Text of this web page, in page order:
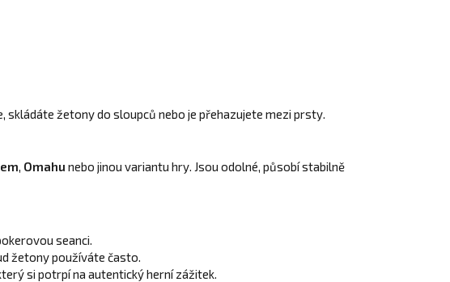
skládáte žetony do sloupců nebo je přehazujete mezi prsty.
, Omahu nebo jinou variantu hry. Jsou odolné, působí stabilně
seanci.
žetony používáte často.
si potrpí na autentický herní zážitek.